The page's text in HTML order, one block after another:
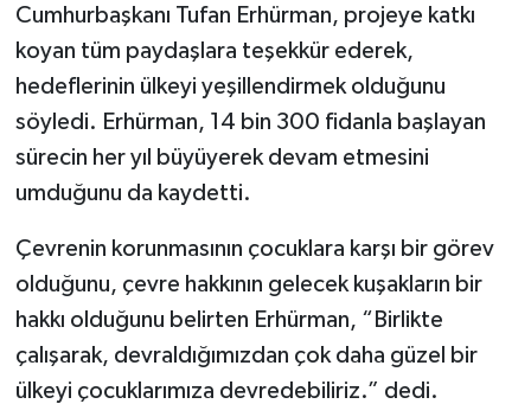
Cumhurbaşkanı Tufan Erhürman, projeye katkı
koyan tüm paydaşlara teşekkür ederek,
hedeflerinin ülkeyi yeşillendirmek olduğunu
söyledi. Erhürman, 14 bin 300 fidanla başlayan
sürecin her yıl büyüyerek devam etmesini
umduğunu da kaydetti.
Çevrenin korunmasının çocuklara karşı bir görev
olduğunu, çevre hakkının gelecek kuşakların bir
hakkı olduğunu belirten Erhürman, “Birlikte
çalışarak, devraldığımızdan çok daha güzel bir
ülkeyi çocuklarımıza devredebiliriz.” dedi.